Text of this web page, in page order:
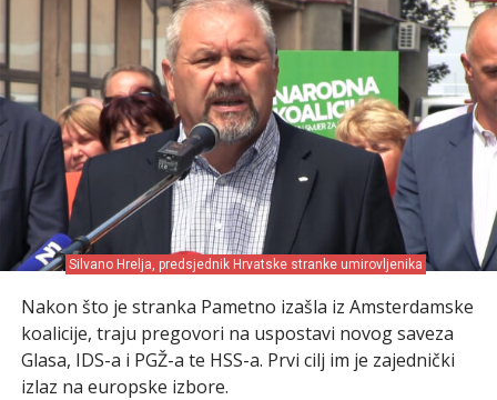
Silvano Hrelja, predsjednik Hrvatske stranke umirovljenika
Nakon što je stranka Pametno izašla iz Amsterdamske
koalicije, traju pregovori na uspostavi novog saveza
Glasa, IDS-a i PGŽ-a te HSS-a. Prvi cilj im je zajednički
izlaz na europske izbore.